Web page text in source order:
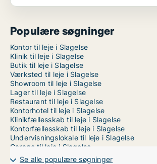
Populære søgninger
Kontor til leje i Slagelse
Klinik til leje i Slagelse
Butik til leje i Slagelse
Værksted til leje i Slagelse
Showroom til leje i Slagelse
Lager til leje i Slagelse
Restaurant til leje i Slagelse
Kontorhotel til leje i Slagelse
Klinikfællesskab til leje i Slagelse
Kontorfællesskab til leje i Slagelse
Undervisningslokale til leje i Slagelse
Garage til leje i Slagelse
Se alle populære søgninger